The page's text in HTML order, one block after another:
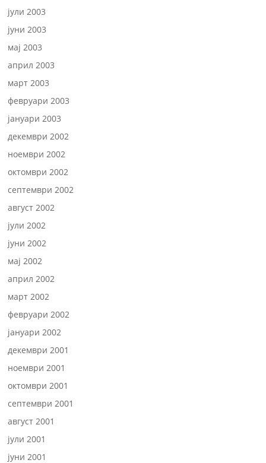
јули 2003
јуни 2003
мај 2003
април 2003
март 2003
февруари 2003
јануари 2003
декември 2002
ноември 2002
октомври 2002
септември 2002
август 2002
јули 2002
јуни 2002
мај 2002
април 2002
март 2002
февруари 2002
јануари 2002
декември 2001
ноември 2001
октомври 2001
септември 2001
август 2001
јули 2001
јуни 2001